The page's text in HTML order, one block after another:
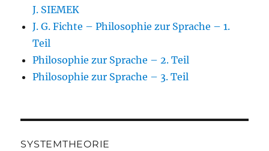
J. SIEMEK
J. G. Fichte – Philosophie zur Sprache – 1.
Teil
Philosophie zur Sprache – 2. Teil
Philosophie zur Sprache – 3. Teil
SYSTEMTHEORIE